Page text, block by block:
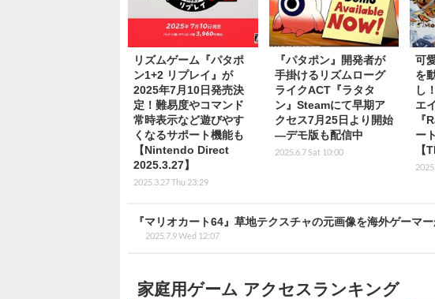
リズムゲーム『パタポ
ン1+2 リプレイ』が
2025年7月10日発売決
定！難易度やコマンド
常時表示など遊びやす
くなるサポート機能も
【Nintendo Direct
2025.3.27】
2025.3.27 Thu 23:29
『パタポン』開発者が
手掛けるリズムローグ
ライクACT『ラタタ
ン』Steamにて早期ア
クセス7月25日より開始
―デモ版も配信中
2025.6.7 Sat 10:00
可
を
し
エ
『
ー
【
『マリオカート64』草地テクスチャの元画像を海外ゲーマ
2025.7.9 Wed 12:07
家庭用ゲーム アクセスランキング